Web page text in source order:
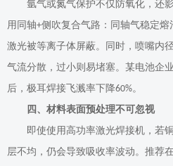
氩气或氮气保护不仅防氧化，还
用同轴+侧吹复合气路：同轴气稳定
激光被等离子体屏蔽。同时，喷嘴内
气流分散，过小则易堵塞。某电池企
后，极耳焊接飞溅率下降60%。
四、材料表面预处理不可忽视
即使使用高功率激光焊接机，若
层不均，仍会导致吸收率波动。推荐